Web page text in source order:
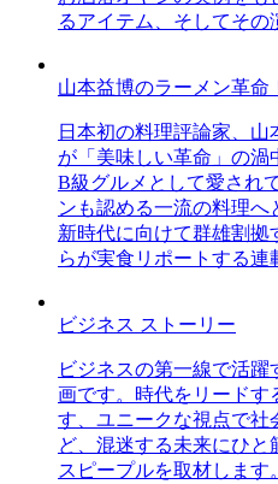
るアイテム、そしてその
山本益博のラーメン革命
日本初の料理評論家、
が「美味しい革命」の渦
B級グルメとして愛され
ンも認める一流の料理へ
新時代に向けて群雄割拠
らが実食リポートする連
ビジネス ストーリー
ビジネスの第一線で活
画です。時代をリードす
す、ユニークな視点で社
ど、混迷する未来にひ
スピープルを取材します